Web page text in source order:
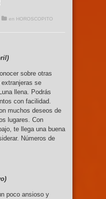
en HOROSCOPITO
sobre otras
se
llena. Podrás
con facilidad.
muchos deseos de
lugares. Con
te llega una buena
Números de
poco ansioso y